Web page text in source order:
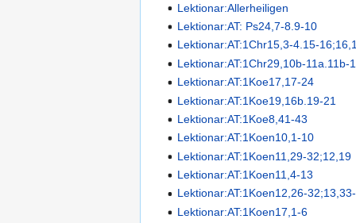
Lektionar:Allerheiligen
Lektionar:AT: Ps24,7-8.9-10
Lektionar:AT:1Chr15,3-4.15-
Lektionar:AT:1Chr29,10b-11a.11b-
Lektionar:AT:1Koe17,17-24
Lektionar:AT:1Koe19,16b.19-21
Lektionar:AT:1Koe8,41-43
Lektionar:AT:1Koen10,1-10
Lektionar:AT:1Koen11,29-32;12,19
Lektionar:AT:1Koen11,4-13
Lektionar:AT:1Koen12,26-
Lektionar:AT:1Koen17,1-6